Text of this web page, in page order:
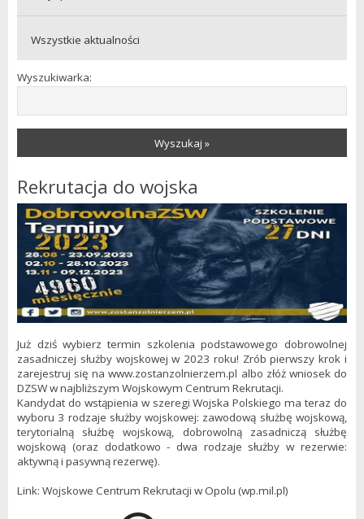
Wszystkie aktualności
Wyszukiwarka:
Wyszukaj »
Rekrutacja do wojska
Już dziś wybierz termin szkolenia podstawowego dobrowolnej
zasadniczej służby wojskowej w 2023 roku! Zrób pierwszy krok i
zarejestruj się na www.zostanzolnierzem.pl albo złóż wniosek do
DZSW w najbliższym Wojskowym Centrum Rekrutacji.
Kandydat do wstąpienia w szeregi Wojska Polskiego ma teraz do
wyboru 3 rodzaje służby wojskowej: zawodową służbę wojskową,
terytorialną służbę wojskową, dobrowolną zasadniczą służbę
wojskową (oraz dodatkowo - dwa rodzaje służby w rezerwie:
aktywną i pasywną rezerwę).
Link:Wojskowe Centrum Rekrutacji w Opolu (wp.mil.pl)